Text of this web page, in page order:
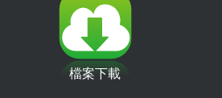
檔案下載